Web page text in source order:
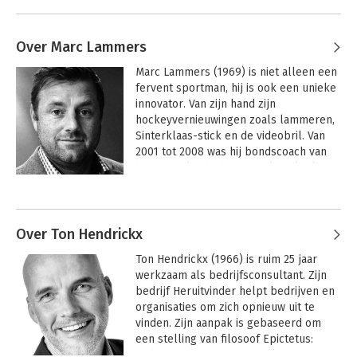
Over Marc Lammers
Marc Lammers (1969) is niet alleen een
fervent sportman, hij is ook een unieke
innovator. Van zijn hand zijn
hockeyvernieuwingen zoals lammeren,
Sinterklaas-stick en de videobril. Van
2001 tot 2008 was hij bondscoach van
Kampioenschap (2005), het
Champions Trophy (2007) en uiteindelijk
de Olympische Spelen (2008).
Over Ton Hendrickx
Ton Hendrickx (1966) is ruim 25 jaar
werkzaam als bedrijfsconsultant. Zijn
bedrijf Heruitvinder helpt bedrijven en
organisaties om zich opnieuw uit te
vinden. Zijn aanpak is gebaseerd om
een stelling van filosoof Epictetus: